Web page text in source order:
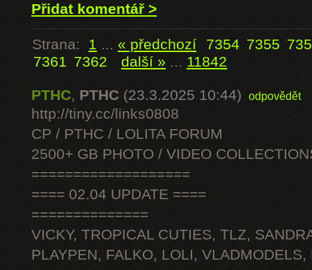
Přidat komentář >
Strana: 1 ... « předchozí 7354 7355
7361 7362 další » ...11842
PTHC, PTHC (23.3.2025 10:44) odpovědět
http://tiny.cc/links0808
CP / PTHC / LOLITA FORUM
2500+ GB PHOTO / VIDEO
===================
==== 02.04 UPDATE ====
==============
VICKY, TROPICAL CUTIES, TLZ,
PLAYPEN, FALKO, LOLI, VLADMODELS,